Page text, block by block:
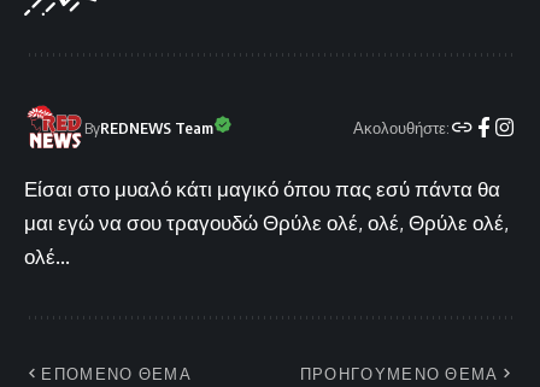
ByREDNEWS Team Ακολουθήστε:
Είσαι στο μυαλό κάτι μαγικό όπου πας εσύ πάντα θα
μαι εγώ να σου τραγουδώ Θρύλε ολέ, ολέ, Θρύλε ολέ,
ολέ...
ΕΠΟΜΕΝΟ ΘΕΜΑ ΠΡΟΗΓΟΥΜΕΝΟ ΘΕΜΑ